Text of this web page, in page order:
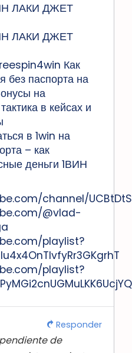
ЛАКИ ДЖЕТ
ЛАКИ ДЖЕТ
Как
без паспорта на
на
в кейсах и
в 1win на
– как
деньги 1ВИН
channel/
@vlad-
playlist?
playlist?
de
Responder